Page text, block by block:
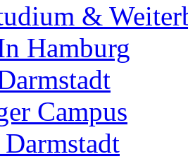
&
Hamburg
Campus